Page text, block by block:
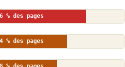
% des pages
% des pages